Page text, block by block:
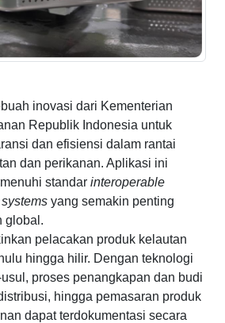
inovasi dari Kementerian
Republik Indonesia untuk
dan efisiensi dalam rantai
dan perikanan. Aplikasi ini
standar interoperable
systems yang semakin penting
global.
pelacakan produk kelautan
hingga hilir. Dengan teknologi
proses penangkapan dan budi
hingga pemasaran produk
dapat terdokumentasi secara